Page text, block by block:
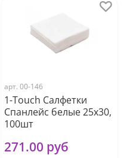
арт. 00-146
1-Touch Салфетки
Cпанлейс белые 25х30,
100шт
271.00 руб